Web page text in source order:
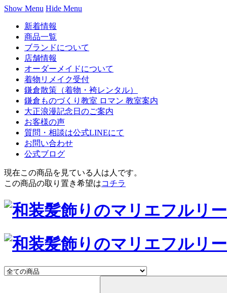
Show Menu Hide Menu
新着情報
商品一覧
ブランドについて
店舗情報
オーダーメイドについて
着物リメイク受付
鎌倉散策（着物・袴レンタル）
鎌倉ものづくり教室 ロマン 教室案内
大正浪漫記念日のご案内
お客様の声
質問・相談は公式LINEにて
お問い合わせ
公式ブログ
現在この商品を見ている人は 人です。
この商品の取り置き希望はコチラ